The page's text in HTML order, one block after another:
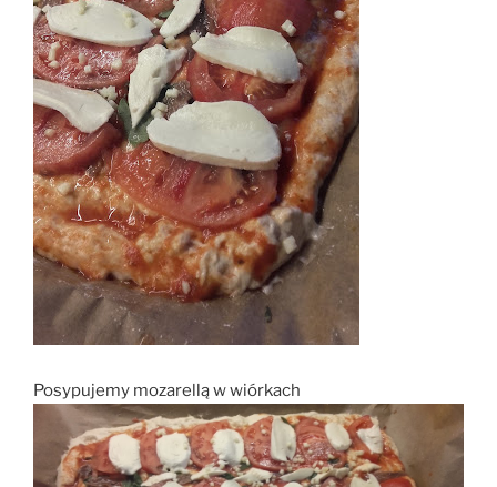
Posypujemy mozarellą w wiórkach